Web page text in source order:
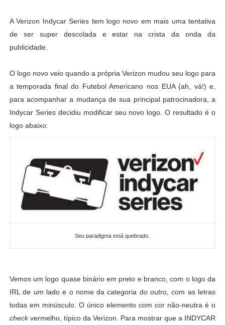
A Verizon Indycar Series tem logo novo em mais uma tentativa
de ser super descolada e estar na crista da onda da
publicidade.
O logo novo veio quando a própria Verizon mudou seu logo para
a temporada final do Futebol Americano nos EUA (ah, vá!) e,
para acompanhar a mudança de sua principal patrocinadora, a
Indycar Series decidiu modificar seu novo logo. O resultado é o
logo abaixo:
Seu paradigma está quebrado.
Vemos um logo quase binário em preto e branco, com o logo da
IRL de um lado e o nome da categoria do outro, com as letras
todas em minúsculo. O único elemento com cor não-neutra é o
checkvermelho, típico da Verizon. Para mostrar que a INDYCAR